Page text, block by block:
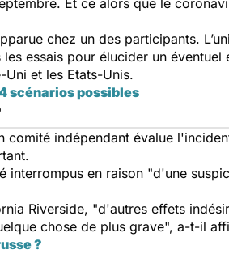
Et ce alors que le
chez un des participants.
essais pour élucider un
et les Etats-Unis.
scénarios possibles
indépendant évalue
interrompus en raison "d'une
Riverside, "d'autres effets
chose de plus grave", a-t-il
?